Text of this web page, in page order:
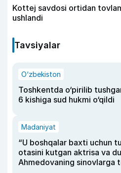
Kottej savdosi ortidan
ushlandi
Tavsiyalar
O‘zbekiston
Toshkentda o‘pirilib
6 kishiga sud hukmi o‘qildi
Madaniyat
“U boshqalar baxti uchun
otasini kutgan aktrisa va
Ahmedovaning sinovlarga